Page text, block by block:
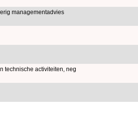
managementadvies
technische activiteiten, neg